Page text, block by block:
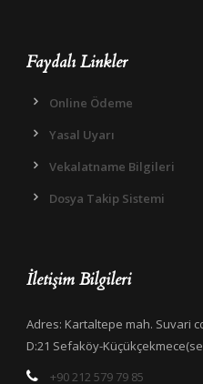
Faydalı Linkler
Online Ödeme
Yasal Uyarı
Vekalatname Bilgileri
Dosya Takip Sistemi
İletişim Bilgileri
Adres: Kartaltepe mah. Suvari
D:21 Sefaköy-
+90 212 579 79 85